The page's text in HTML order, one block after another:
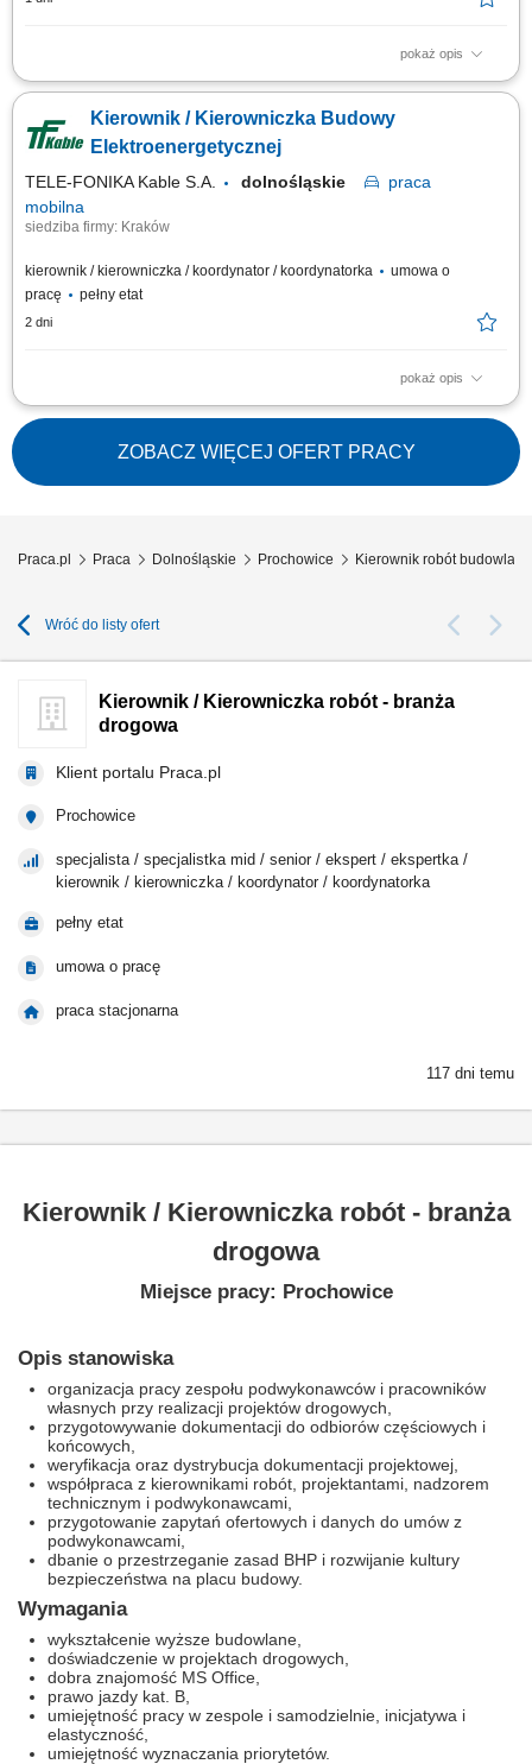
pokaż opis
Twoja rola w STRABAG przygotowywanie dokumentów budowy i kontrola
weryfikacja projektów budowlanych przed przystąpieniem do
przetargu/realizacji; tworzenie harmonogramów robót; kontrola kosztów
Kierownik / Kierowniczka Budowy
Elektroenergetycznej
TELE-FONIKA Kable S.A. dolnośląskie
praca
mobilna
siedziba firmy: Kraków
kierownik / kierowniczka / koordynator / koordynatorka
umowa o
pracę
pełny etat
2 dni
pokaż opis
Miejsce pracy stacjonarnej: Kraków lub Myślenice oraz budowy na terenie
całej Polski Forma zatrudnienia: umowa o pracę Opis stanowiska
prowadzenie inwestycji związanych z budową linii kablowych wysokiego
napięcia oraz magazynów energii; koordynowanie prac budowlanych
zgodnie z harmonogramem,...
ZOBACZ WIĘCEJ OFERT PRACY
Praca.pl Praca Dolnośląskie Prochowice Kierownik robót
Wróć do listy ofert
Kierownik / Kierowniczka robót - branża
drogowa
Klient portalu Praca.pl
Prochowice
specjalista / specjalistka mid / senior / ekspert / ekspertka /
kierownik / kierowniczka / koordynator / koordynatorka
pełny etat
umowa o pracę
praca stacjonarna
117 dni temu
Kierownik / Kierowniczka robót - branża
drogowa
Miejsce pracy: Prochowice
Opis stanowiska
organizacja pracy zespołu podwykonawców i pracowników
własnych przy realizacji projektów drogowych,
przygotowywanie dokumentacji do odbiorów częściowych i
końcowych,
weryfikacja oraz dystrybucja dokumentacji projektowej,
współpraca z kierownikami robót, projektantami, nadzorem
technicznym i podwykonawcami,
przygotowanie zapytań ofertowych i danych do umów z
podwykonawcami,
dbanie o przestrzeganie zasad BHP i rozwijanie kultury
bezpieczeństwa na placu budowy.
Wymagania
wykształcenie wyższe budowlane,
doświadczenie w projektach drogowych,
dobra znajomość MS Office,
prawo jazdy kat. B,
umiejętność pracy w zespole i samodzielnie, inicjatywa i
elastyczność,
umiejętność wyznaczania priorytetów.